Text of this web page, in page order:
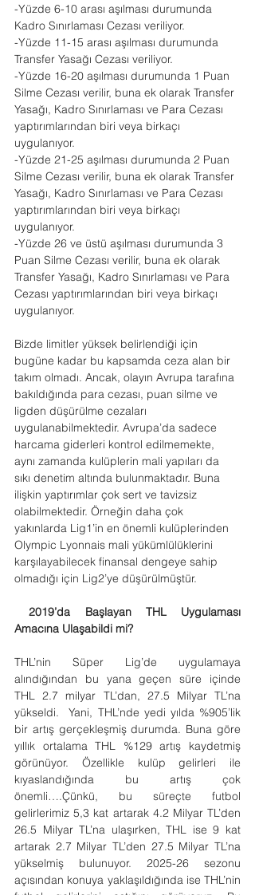
-Yüzde 6-10 arası aşılması durumunda
Kadro Sınırlaması Cezası veriliyor.
-Yüzde 11-15 arası aşılması durumunda
Transfer Yasağı Cezası veriliyor.
-Yüzde 16-20 aşılması durumunda 1 Puan
Silme Cezası verilir, buna ek olarak Transfer
Yasağı, Kadro Sınırlaması ve Para Cezası
yaptırımlarından biri veya birkaçı
uygulanıyor.
-Yüzde 21-25 aşılması durumunda 2 Puan
Silme Cezası verilir, buna ek olarak Transfer
Yasağı, Kadro Sınırlaması ve Para Cezası
yaptırımlarından biri veya birkaçı
uygulanıyor.
-Yüzde 26 ve üstü aşılması durumunda 3
Puan Silme Cezası verilir, buna ek olarak
Transfer Yasağı, Kadro Sınırlaması ve Para
Cezası yaptırımlarından biri veya birkaçı
uygulanıyor.
Bizde limitler yüksek belirlendiği için
bugüne kadar bu kapsamda ceza alan bir
takım olmadı. Ancak, olayın Avrupa tarafına
bakıldığında para cezası, puan silme ve
ligden düşürülme cezaları
uygulanabilmektedir. Avrupa’da sadece
harcama giderleri kontrol edilmemekte,
aynı zamanda kulüplerin mali yapıları da
sıkı denetim altında bulunmaktadır. Buna
ilişkin yaptırımlar çok sert ve tavizsiz
olabilmektedir. Örneğin daha çok
yakınlarda Lig1’in en önemli kulüplerinden
Olympic Lyonnais mali yükümlülüklerini
karşılayabilecek finansal dengeye sahip
olmadığı için Lig2’ye düşürülmüştür.
2019’da Başlayan THL Uygulaması
Amacına Ulaşabildi mi?
THL’nin Süper Lig’de uygulamaya
alındığından bu yana geçen süre içinde
THL 2.7 milyar TL’dan, 27.5 Milyar TL’na
yükseldi.  Yani, THL’nde yedi yılda %905’lik
bir artış gerçekleşmiş durumda. Buna göre
yıllık ortalama THL %129 artış kaydetmiş
görünüyor. Özellikle kulüp gelirleri ile
kıyaslandığında bu artış çok
önemli….Çünkü, bu süreçte futbol
gelirlerimiz 5,3 kat artarak 4.2 Milyar TL’den
26.5 Milyar TL’na ulaşırken, THL ise 9 kat
artarak 2.7 Milyar TL’den 27.5 Milyar TL’na
yükselmiş bulunuyor. 2025-26 sezonu
açısından konuya yaklaşıldığında ise THL’nin